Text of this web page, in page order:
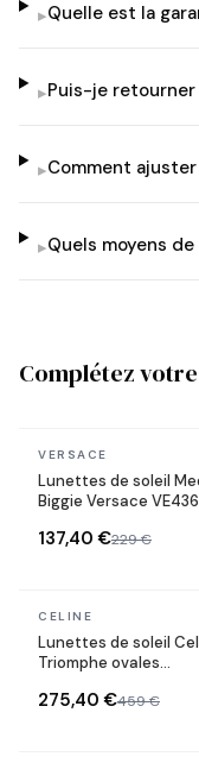
▸Quelle est la
▸Puis-je retourner
▸Comment
▸Quels moyens
Complétez
En stock
VERSACE
Lunettes de soleil
Biggie Versace
137,40 €229 €
En stock
CELINE
Lunettes de soleil
Triomphe ovales
275,40 €459 €